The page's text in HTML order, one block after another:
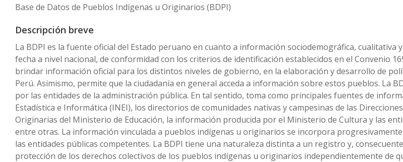
Base de Datos de Pueblos Indígenas u Originarios (BDPI)
Descripción breve
La BDPI es la fuente oficial del Estado peruano en cuanto a información sociodemográfica,
fecha a nivel nacional, de conformidad con los criterios de identificación establecidos en el Convenio
brindar información oficial para los distintos niveles de gobierno, en la elaboración y desarrollo de
Perú. Asimismo, permite que la ciudadanía en general acceda a información sobre estos pueblos. La
por las entidades de la administración pública. En tal sentido, toma como principales fuentes de
Estadística e Informática (INEI), los directorios de comunidades nativas y campesinas de las
Originarias del Ministerio de Educación, la información producida por el Ministerio de Cultura y las
entre otras. La información vinculada a pueblos indígenas u originarios se incorpora
las entidades públicas competentes. La BDPI tiene una naturaleza distinta a un registro y,
protección de los derechos colectivos de los pueblos indígenas u originarios independientemente de